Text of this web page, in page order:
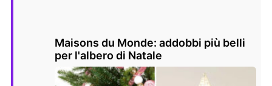
Maisons du Monde: addobbi più belli
per l'albero di Natale